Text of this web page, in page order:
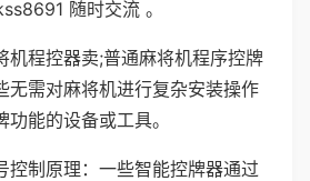
随时交流 。
机程控器卖;普通麻将机程序控牌
无需对麻将机进行复杂安装操作
能的设备或工具。
控制原理：一些智能控牌器通过